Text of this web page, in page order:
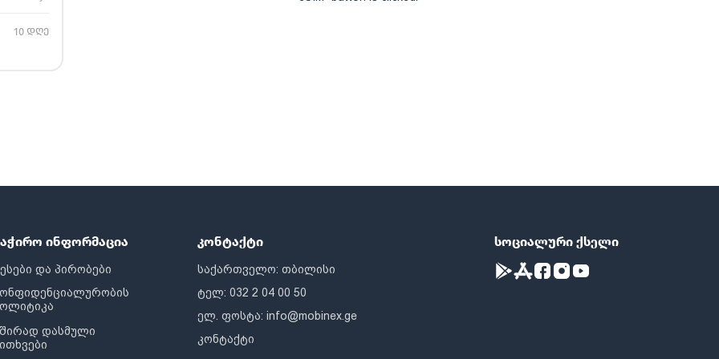
10 დღე
ინფორმაცია
და პირობები
დასმული
კონტაქტი
საქართველო: თბილისი
ტელ: 032 2 04 00 50
ელ. ფოსტა:info@mobinex.ge
კონტაქტი
სოციალური ქსელი